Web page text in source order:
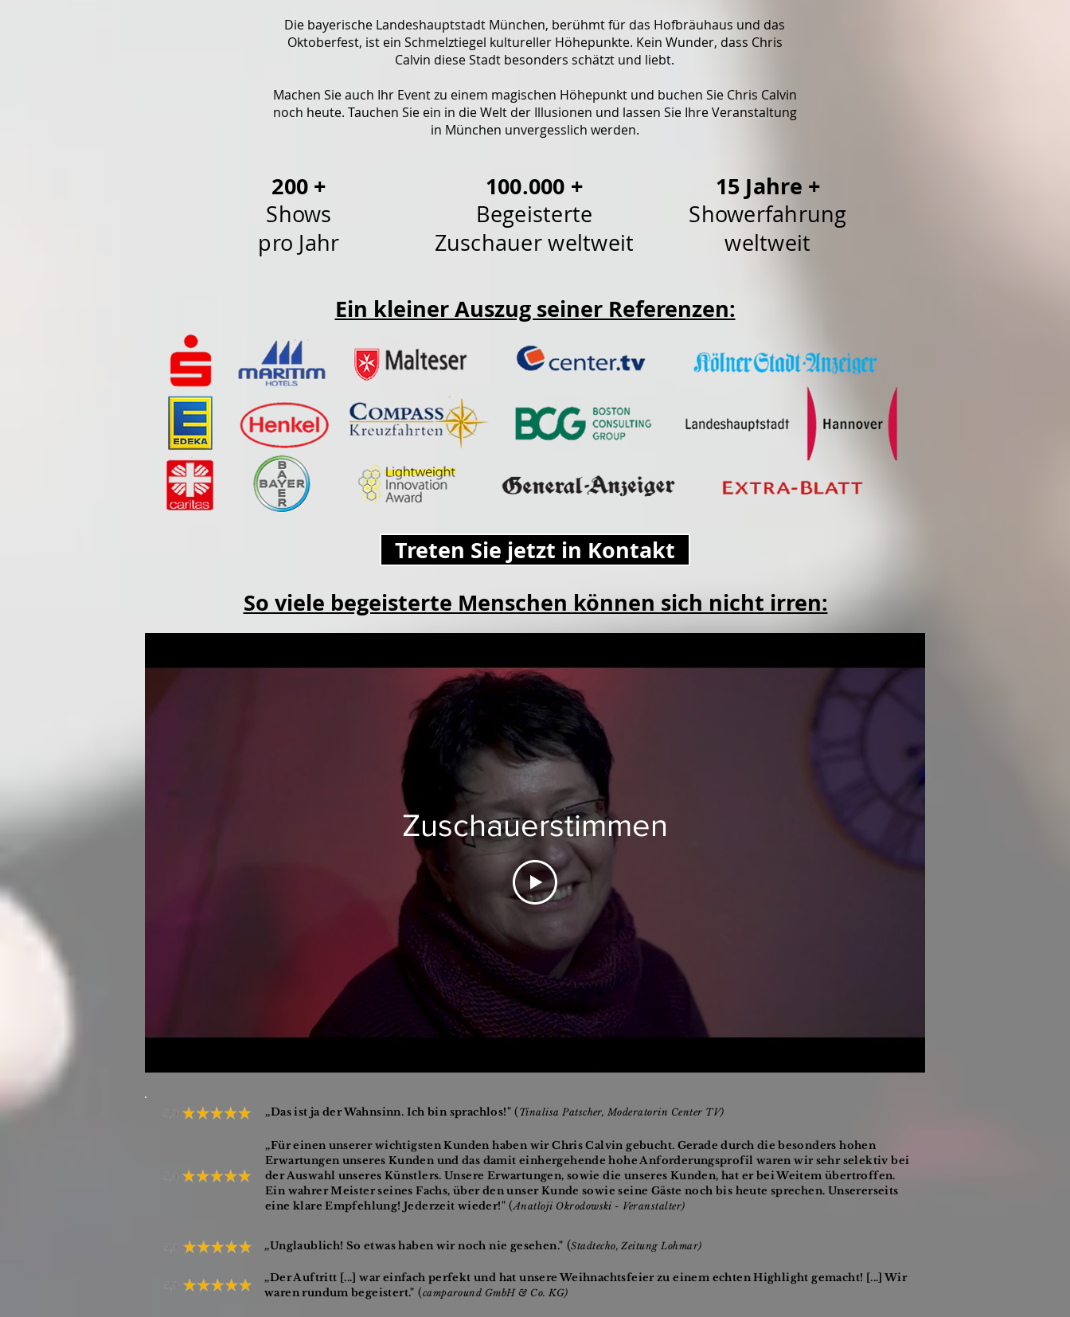
Die bayerische Landeshauptstadt München, berühmt für das Hofbräuhaus und das
Oktoberfest, ist ein Schmelztiegel kultureller Höhepunkte. Kein Wunder, dass Chris
Calvin diese Stadt besonders schätzt und liebt.
Machen Sie auch Ihr Event zu einem magischen Höhepunkt und buchen Sie Chris Calvin
noch heute. Tauchen Sie ein in die Welt der Illusionen und lassen Sie Ihre Veranstaltung
in München unvergesslich werden.
200 +
Shows
pro Jahr
100.000 +
Begeisterte
Zuschauer weltweit
15 Jahre +
Showerfahrung
weltweit
Ein kleiner Auszug seiner Referenzen:
Treten Sie jetzt in Kontakt
So viele begeisterte Menschen können sich nicht irren:
Zuschauerstimmen
,,Das ist ja der Wahnsinn. Ich bin sprachlos!" ( Tinalisa Patscher, Moderatorin Center TV)
,,Für einen unserer wichtigsten Kunden haben wir Chris Calvin gebucht. Gerade durch die besonders hohen
Erwartungen unseres Kunden und das damit einhergehende hohe Anforderungsprofil waren wir sehr selektiv bei
der Auswahl unseres Künstlers. Unsere Erwartungen, sowie die unseres Kunden, hat er bei Weitem übertroffen.
Ein wahrer Meister seines Fachs, über den unser Kunde sowie seine Gäste noch bis heute sprechen. Unsererseits
eine klare Empfehlung! Jederzeit wieder!" (Anatloji Okrodowski - Veranstalter)
,,Unglaublich! So etwas haben wir noch nie gesehen." (Stadtecho, Zeitung Lohmar)
,,Der Auftritt [...] war einfach perfekt und hat unsere Weihnachtsfeier zu einem echten Highlight gemacht! [...] Wir
waren rundum begeistert." (camparound GmbH & Co. KG)